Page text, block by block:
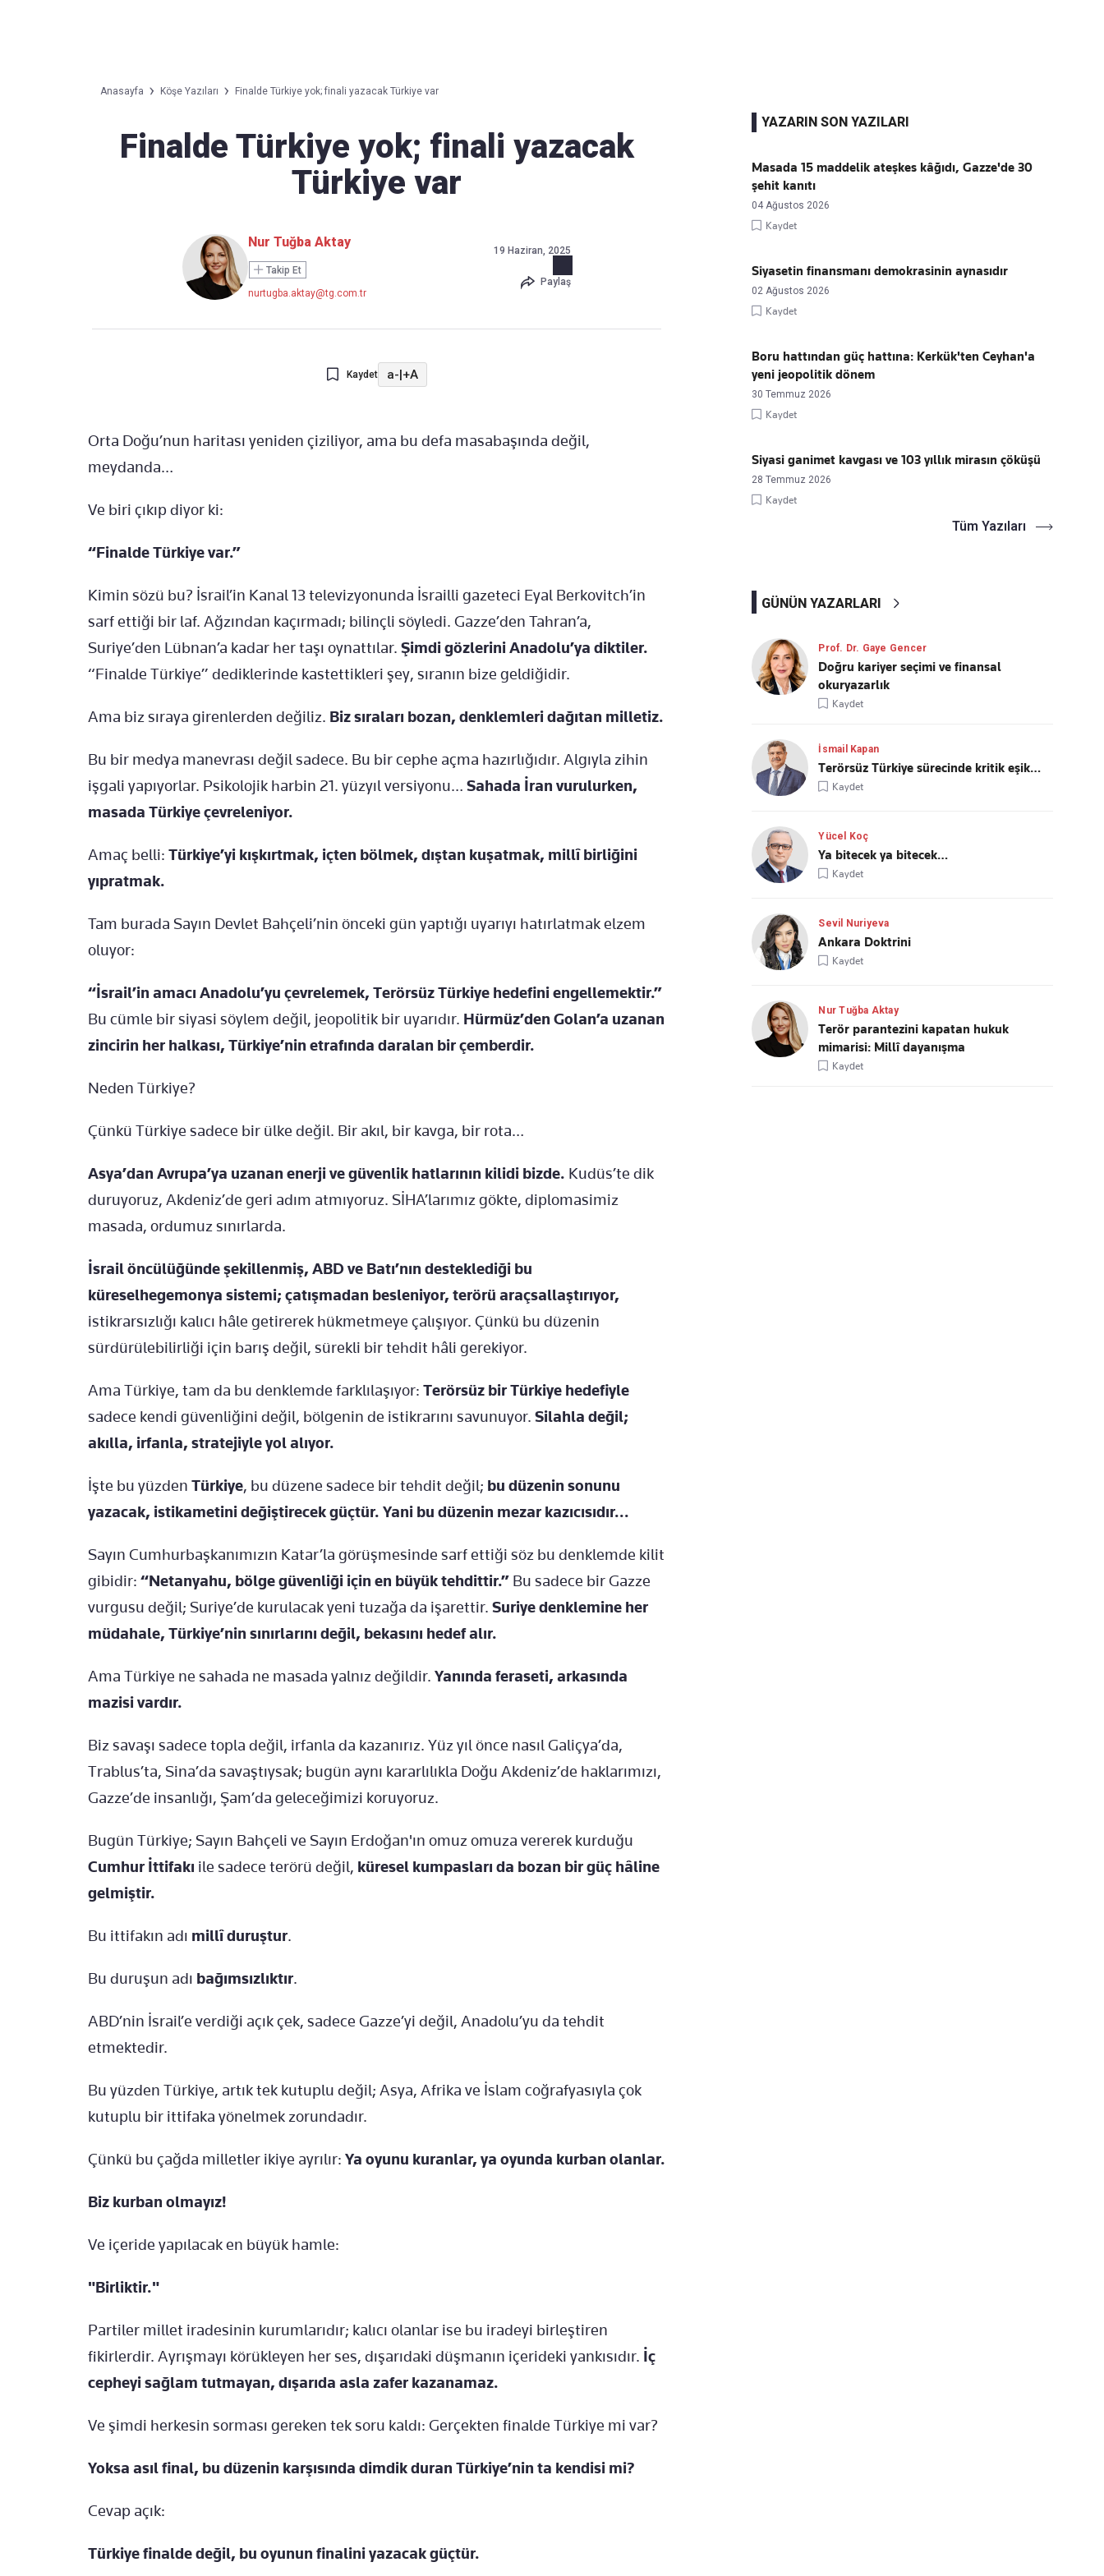
Favori mecralarınızda haber
Anasayfa Köşe Yazıları Finalde Türkiye yok; finali yazacak Türkiye var
Finalde Türkiye yok; finali yazacak
Türkiye var
Nur Tuğba Aktay
Takip Et
nurtugba.aktay@tg.com.tr
19 Haziran, 2025
Paylaş
Kaydet a-|+A
Orta Doğu’nun haritası yeniden çiziliyor, ama bu defa masabaşında değil,
meydanda…
Ve biri çıkıp diyor ki:
“Finalde Türkiye var.”
Kimin sözü bu? İsrail’in Kanal 13 televizyonunda İsrailli gazeteci Eyal Berkovitch’in
sarf ettiği bir laf. Ağzından kaçırmadı; bilinçli söyledi. Gazze’den Tahran’a,
Suriye’den Lübnan’a kadar her taşı oynattılar. Şimdi gözlerini Anadolu’ya diktiler.
“Finalde Türkiye” dediklerinde kastettikleri şey, sıranın bize geldiğidir.
Ama biz sıraya girenlerden değiliz. Biz sıraları bozan, denklemleri dağıtan milletiz.
Bu bir medya manevrası değil sadece. Bu bir cephe açma hazırlığıdır. Algıyla zihin
işgali yapıyorlar. Psikolojik harbin 21. yüzyıl versiyonu… Sahada İran vurulurken,
masada Türkiye çevreleniyor.
Amaç belli: Türkiye’yi kışkırtmak, içten bölmek, dıştan kuşatmak, millî birliğini
yıpratmak.
Tam burada Sayın Devlet Bahçeli’nin önceki gün yaptığı uyarıyı hatırlatmak elzem
oluyor:
“İsrail’in amacı Anadolu’yu çevrelemek, Terörsüz Türkiye hedefini engellemektir.”
Bu cümle bir siyasi söylem değil, jeopolitik bir uyarıdır. Hürmüz’den Golan’a uzanan
zincirin her halkası, Türkiye’nin etrafında daralan bir çemberdir.
Neden Türkiye?
Çünkü Türkiye sadece bir ülke değil. Bir akıl, bir kavga, bir rota…
Asya’dan Avrupa’ya uzanan enerji ve güvenlik hatlarının kilidi bizde. Kudüs’te dik
duruyoruz, Akdeniz’de geri adım atmıyoruz. SİHA’larımız gökte, diplomasimiz
masada, ordumuz sınırlarda.
İsrail öncülüğünde şekillenmiş, ABD ve Batı’nın desteklediği bu
küreselhegemonya sistemi; çatışmadan besleniyor, terörü araçsallaştırıyor,
istikrarsızlığı kalıcı hâle getirerek hükmetmeye çalışıyor. Çünkü bu düzenin
sürdürülebilirliği için barış değil, sürekli bir tehdit hâli gerekiyor.
Ama Türkiye, tam da bu denklemde farklılaşıyor: Terörsüz bir Türkiye hedefiyle
sadece kendi güvenliğini değil, bölgenin de istikrarını savunuyor. Silahla değil;
akılla, irfanla, stratejiyle yol alıyor.
İşte bu yüzden Türkiye, bu düzene sadece bir tehdit değil; bu düzenin sonunu
yazacak, istikametini değiştirecek güçtür. Yani bu düzenin mezar kazıcısıdır...
Sayın Cumhurbaşkanımızın Katar’la görüşmesinde sarf ettiği söz bu denklemde kilit
gibidir: “Netanyahu, bölge güvenliği için en büyük tehdittir.” Bu sadece bir Gazze
vurgusu değil; Suriye’de kurulacak yeni tuzağa da işarettir. Suriye denklemine her
müdahale, Türkiye’nin sınırlarını değil, bekasını hedef alır.
Ama Türkiye ne sahada ne masada yalnız değildir. Yanında feraseti, arkasında
mazisi vardır.
Biz savaşı sadece topla değil, irfanla da kazanırız. Yüz yıl önce nasıl Galiçya’da,
Trablus’ta, Sina’da savaştıysak; bugün aynı kararlılıkla Doğu Akdeniz’de haklarımızı,
Gazze’de insanlığı, Şam’da geleceğimizi koruyoruz.
Bugün Türkiye; Sayın Bahçeli ve Sayın Erdoğan'ın omuz omuza vererek kurduğu
Cumhur İttifakı ile sadece terörü değil, küresel kumpasları da bozan bir güç hâline
gelmiştir.
Bu ittifakın adı millî duruştur.
Bu duruşun adı bağımsızlıktır.
ABD’nin İsrail’e verdiği açık çek, sadece Gazze’yi değil, Anadolu’yu da tehdit
etmektedir.
Bu yüzden Türkiye, artık tek kutuplu değil; Asya, Afrika ve İslam coğrafyasıyla çok
kutuplu bir ittifaka yönelmek zorundadır.
Çünkü bu çağda milletler ikiye ayrılır: Ya oyunu kuranlar, ya oyunda kurban olanlar.
Biz kurban olmayız!
Ve içeride yapılacak en büyük hamle:
"Birliktir."
Partiler millet iradesinin kurumlarıdır; kalıcı olanlar ise bu iradeyi birleştiren
fikirlerdir. Ayrışmayı körükleyen her ses, dışarıdaki düşmanın içerideki yankısıdır. İç
cepheyi sağlam tutmayan, dışarıda asla zafer kazanamaz.
Ve şimdi herkesin sorması gereken tek soru kaldı: Gerçekten finalde Türkiye mi var?
Yoksa asıl final, bu düzenin karşısında dimdik duran Türkiye’nin ta kendisi mi?
Cevap açık:
Türkiye finalde değil, bu oyunun finalini yazacak güçtür.
YAZARIN SON YAZILARI
Masada 15 maddelik ateşkes kâğıdı, Gazze'de 30
şehit kanıtı
04 Ağustos 2026
Kaydet
Siyasetin finansmanı demokrasinin aynasıdır
02 Ağustos 2026
Kaydet
Boru hattından güç hattına: Kerkük'ten Ceyhan'a
yeni jeopolitik dönem
30 Temmuz 2026
Kaydet
Siyasi ganimet kavgası ve 103 yıllık mirasın çöküşü
28 Temmuz 2026
Kaydet
Tüm Yazıları
GÜNÜN YAZARLARI
Prof. Dr. Gaye Gencer
Doğru kariyer seçimi ve finansal
okuryazarlık
Kaydet
İsmail Kapan
Terörsüz Türkiye sürecinde kritik eşik…
Kaydet
Yücel Koç
Ya bitecek ya bitecek…
Kaydet
Sevil Nuriyeva
Ankara Doktrini
Kaydet
Nur Tuğba Aktay
Terör parantezini kapatan hukuk
mimarisi: Millî dayanışma
Kaydet